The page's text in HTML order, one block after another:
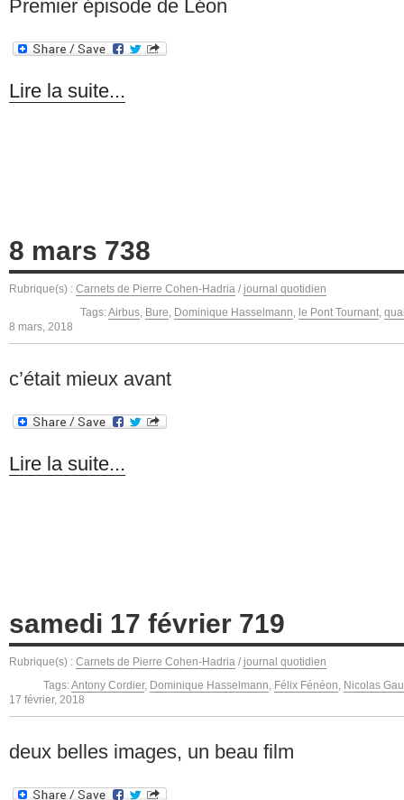
Premier épisode de Léon
Lire la suite...
8 mars 738
Rubrique(s) : Carnets de Pierre Cohen-Hadria / journal quotidien
Tags:Airbus Bure Dominique Hasselmann le Pont Tournant
8 mars, 2018
c’était mieux avant
Lire la suite...
samedi 17 février 719
Rubrique(s) : Carnets de Pierre Cohen-Hadria / journal quotidien
Tags:Antony Cordier, Dominique Hasselmann Félix Fénéon Nicolas
17 février, 2018
deux belles images, un beau film